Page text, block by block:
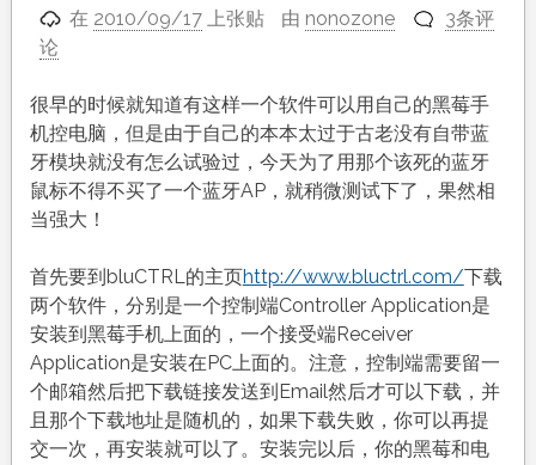
在 2010/09/17 上张贴 由 nonozone
3条评
论
很早的时候就知道有这样一个软件可以用自己的黑莓手
机控电脑，但是由于自己的本本太过于古老没有自带蓝
牙模块就没有怎么试验过，今天为了用那个该死的蓝牙
鼠标不得不买了一个蓝牙AP，就稍微测试下了，果然相
当强大！
首先要到bluCTRL的主页http://www.bluctrl.com/下载
两个软件，分别是一个控制端Controller Application是
安装到黑莓手机上面的，一个接受端Receiver
Application是安装在PC上面的。注意，控制端需要留一
个邮箱然后把下载链接发送到Email然后才可以下载，并
且那个下载地址是随机的，如果下载失败，你可以再提
交一次，再安装就可以了。安装完以后，你的黑莓和电